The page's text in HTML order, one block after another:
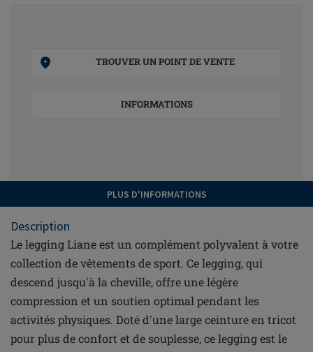
TROUVER UN POINT DE VENTE
INFORMATIONS
PLUS D'INFORMATIONS
Description
Le legging Liane est un complément polyvalent à votre
collection de vêtements de sport. Ce legging, qui
descend jusqu'à la cheville, offre une légère
compression et un soutien optimal pendant les
activités physiques. Doté d'une large ceinture en tricot
pour plus de confort et de souplesse, ce legging est le